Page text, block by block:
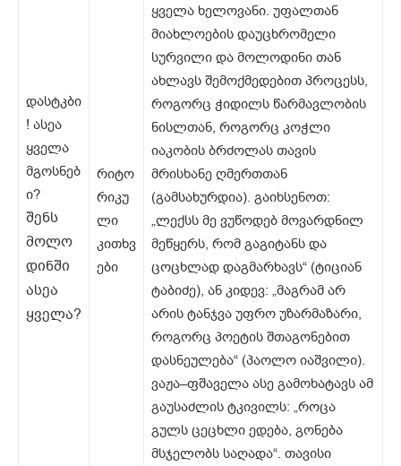
დასტკბი
! ასეა
ყველა
მგოსნებ
ი?
შენს
მოლო
დინში
ასეა
ყველა?
რიტო
რიკუ
ლი
კითხვ
ები
ყველა ხელოვანი. უფალთან
მიახლოების დაუცხრომელი
სურვილი და მოლოდინი თან
ახლავს შემოქმედებით პროცესს,
როგორც ჭიდილს წარმავლობის
ნისლთან, როგორც კოჭლი
იაკობის ბრძოლას თავის
მრისხანე ღმერთთან
(გამსახურდია). გაიხსენოთ:
„ლექსს მე ვუწოდებ მოვარდნილ
მეწყერს, რომ გაგიტანს და
ცოცხლად დაგმარხავს“ (ტიციან
ტაბიძე), ან კიდევ: „მაგრამ არ
არის ტანჯვა უფრო უზარმაზარი,
როგორც პოეტის შთაგონებით
დასნეულება“ (პაოლო იაშვილი).
ვაჟა–ფშაველა ასე გამოხატავს ამ
გაუსაძლის ტკივილს: „როცა
გულს ცეცხლი ედება, გონება
მსჯელობს საღადა“. თავისი